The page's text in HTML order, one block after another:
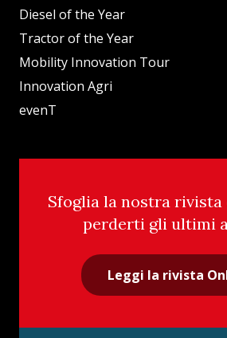
Diesel of the Year
Tractor of the Year
Mobility Innovation Tour
Innovation Agri
evenT
Sfoglia la nostra rivista
perderti gli ultimi
Leggi la rivista